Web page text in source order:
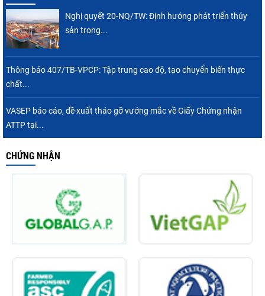
Nghị quyết 20-NQ/TW: Định hướng phát triển thủy
sản trong...
Thông báo 407/TB-VPCP: Tập trung cao độ, tạo chuyển biến thực
chất...
VASEP báo cáo, đề xuất tháo gỡ vướng mắc về Giấy Chứng nhận
ATTP tại...
CHỨNG NHẬN